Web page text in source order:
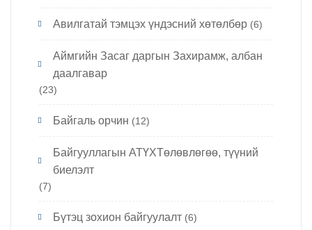
Авилгатай тэмцэх үндэсний хөтөлбөр (6)
Аймгийн Засаг даргын Захирамж, албан
даалгавар
(23)
Байгаль орчин (12)
Байгууллагын АТҮХТөлөвлөгөө, түүний
биелэлт
(7)
Бүтэц зохион байгуулалт (6)